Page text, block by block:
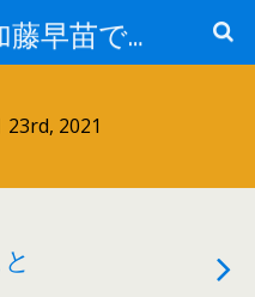
こんにちは！加藤早苗です。
23rd, 2021